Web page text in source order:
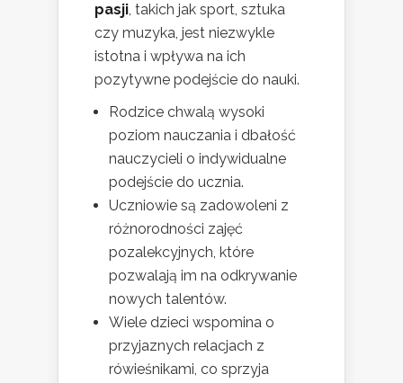
pasji, takich jak sport, sztuka
czy muzyka, jest niezwykle
istotna i wpływa na ich
pozytywne podejście do nauki.
Rodzice chwalą wysoki
poziom nauczania i dbałość
nauczycieli o indywidualne
podejście do ucznia.
Uczniowie są zadowoleni z
różnorodności zajęć
pozalekcyjnych, które
pozwalają im na odkrywanie
nowych talentów.
Wiele dzieci wspomina o
przyjaznych relacjach z
rówieśnikami, co sprzyja